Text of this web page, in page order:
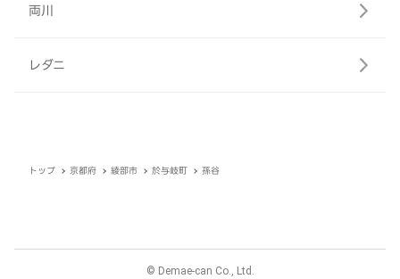
両川
レダニ
トップ 京都府 綾部市 於与岐町 孫谷
© Demae-can Co., Ltd.